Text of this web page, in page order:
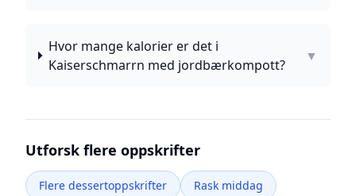
Hvor mange kalorier er det i
Kaiserschmarrn med jordbærkompott?
▼
Utforsk flere oppskrifter
Flere dessertoppskrifter
Rask middag